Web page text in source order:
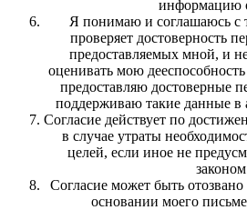
информацию
Я понимаю и соглашаюсь с
проверяет достоверность
предоставляемых мной, и
оценивать мою
предоставляю достоверные
поддерживаю такие данные в
Согласие действует по
в случае утраты
целей, если иное не
Согласие может быть
основании моего